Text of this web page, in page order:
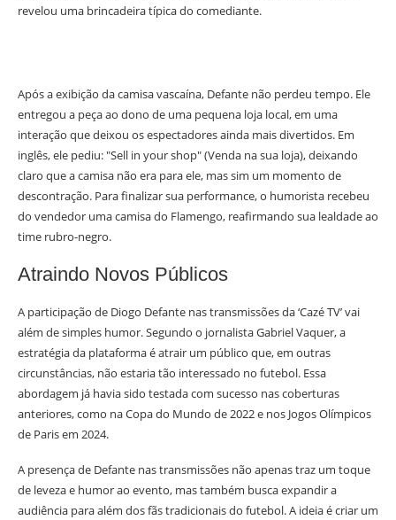
revelou uma brincadeira típica do comediante.
Após a exibição da camisa vascaína, Defante não perdeu tempo. Ele
entregou a peça ao dono de uma pequena loja local, em uma
interação que deixou os espectadores ainda mais divertidos. Em
inglês, ele pediu: "Sell in your shop" (Venda na sua loja), deixando
claro que a camisa não era para ele, mas sim um momento de
descontração. Para finalizar sua performance, o humorista recebeu
do vendedor uma camisa do Flamengo, reafirmando sua lealdade ao
time rubro-negro.
Atraindo Novos Públicos
A participação de Diogo Defante nas transmissões da ‘Cazé TV’ vai
além de simples humor. Segundo o jornalista Gabriel Vaquer, a
estratégia da plataforma é atrair um público que, em outras
circunstâncias, não estaria tão interessado no futebol. Essa
abordagem já havia sido testada com sucesso nas coberturas
anteriores, como na Copa do Mundo de 2022 e nos Jogos Olímpicos
de Paris em 2024.
A presença de Defante nas transmissões não apenas traz um toque
de leveza e humor ao evento, mas também busca expandir a
audiência para além dos fãs tradicionais do futebol. A ideia é criar um